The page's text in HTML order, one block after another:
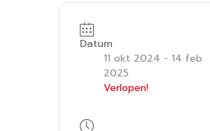
Datum
11 okt 2024 - 14 feb
2025
Verlopen!